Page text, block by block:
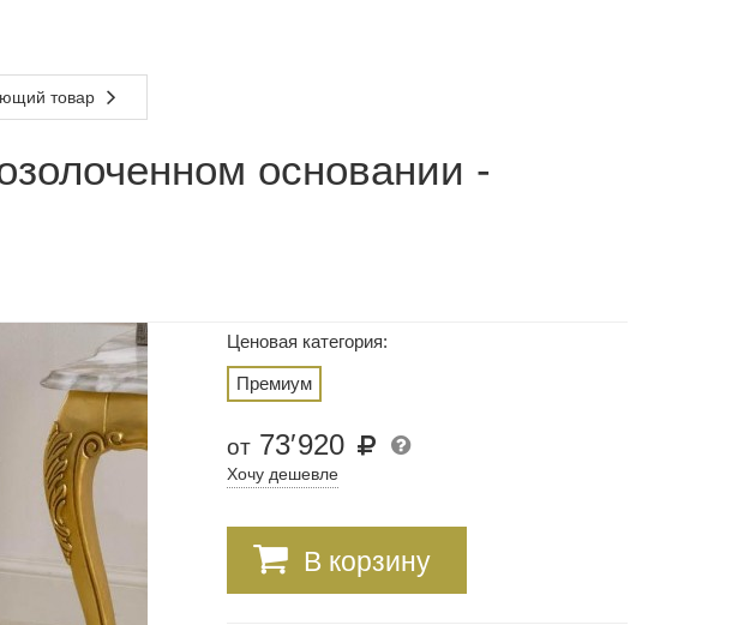
товар
основании -
Ценовая категория:
Премиум
от 73′920
Хочу дешевле
В корзину